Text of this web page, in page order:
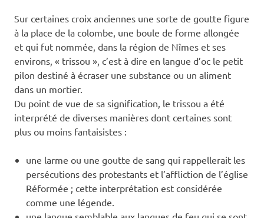
Sur certaines croix anciennes une sorte de goutte figure
à la place de la colombe, une boule de forme allongée
et qui fut nommée, dans la région de Nîmes et ses
environs, « trissou », c’est à dire en langue d’oc le petit
pilon destiné à écraser une substance ou un aliment
dans un mortier.
Du point de vue de sa signification, le trissou a été
interprété de diverses manières dont certaines sont
plus ou moins fantaisistes :
une larme ou une goutte de sang qui rappellerait les
persécutions des protestants et l’affliction de l’église
Réformée ; cette interprétation est considérée
comme une légende.